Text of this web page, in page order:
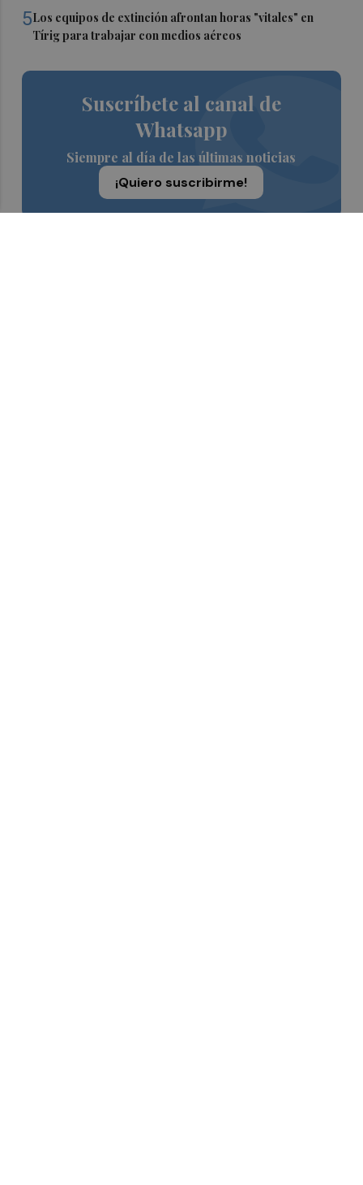
5Los equipos de extinción afrontan horas "vitales" en
Tírig para trabajar con medios aéreos
Suscríbete al canal de
Whatsapp
Siempre al día de las últimas noticias
¡Quiero suscribirme!